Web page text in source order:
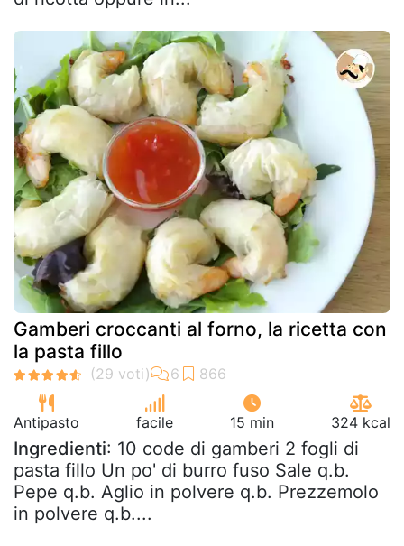
Gamberi croccanti al forno, la ricetta con
la pasta fillo
Antipasto facile 15 min 324 kcal
Ingredienti: 10 code di gamberi 2 fogli di
pasta fillo Un po' di burro fuso Sale q.b.
Pepe q.b. Aglio in polvere q.b. Prezzemolo
in polvere q.b....